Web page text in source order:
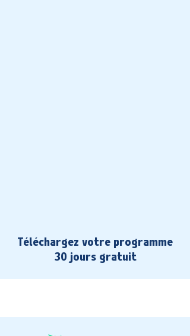
Téléchargez votre programme
30 jours gratuit